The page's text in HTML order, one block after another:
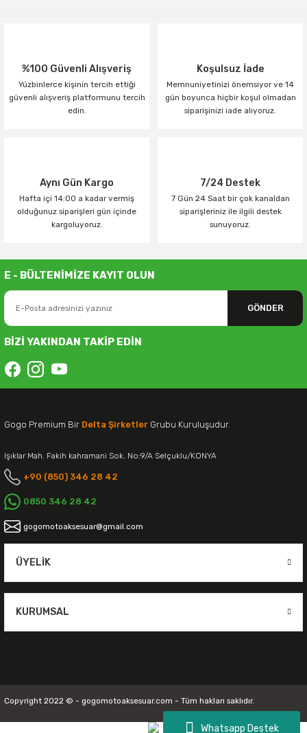
Whatsapp Destek
%100 Güvenli Alışveriş
Yüzbinlerce kişinin tercih ettiği
güvenli alışveriş platformunu tercih
edin.
Koşulsuz İade
Memnuniyetinizi önemsiyor ve 14
gün boyunca hiçbir koşul olmadan
siparişinizi iade alıyoruz.
Aynı Gün Kargo
Hafta içi 14:00 a kadar vermiş
olduğunuz siparişleri gün içinde
kargoluyoruz.
7/24 Destek
7 Gün 24 Saat bir çok kanaldan
siparişleriniz ile ilgili destek
sunuyoruz.
E - BÜLTENİMİZE KAYIT OLUN
GÖNDER
BİZİ YAKINDAN TAKİP EDİN
Gogo Premium Bir Delta Şirketler Grubu Kuruluşudur.
Işıklar Mah. Fakih kahramani Sok. No:9/A Selçuklu/KONYA
+90 (850) 346 28 42
0850 346 28 42
gogomotoaksesuar@gmail.com
ÜYELIK
KURUMSAL
Copyright 2022 © - gogomotoaksesuar.com - Tüm hakları saklıdır.